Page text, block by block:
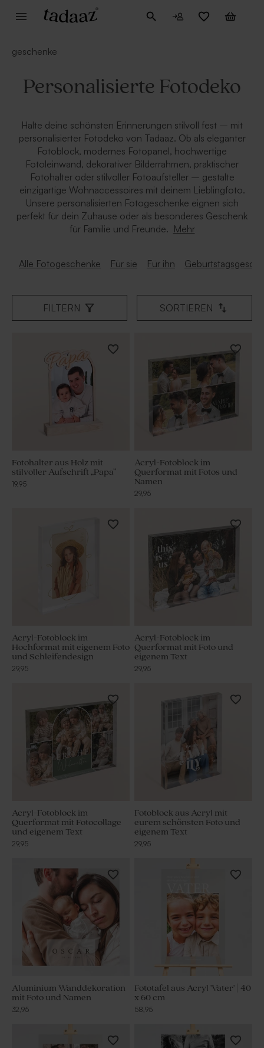
geschenke
Personalisierte Fotodeko
Halte deine schönsten Erinnerungen stilvoll fest – mit
personalisierter Fotodeko von Tadaaz. Ob als eleganter
Fotoblock, modernes Fotopanel, hochwertige
Fotoleinwand, dekorativer Bilderrahmen, praktischer
Fotohalter oder stilvoller Fotoaufsteller – gestalte
einzigartige Wohnaccessoires mit deinem Lieblingfoto.
Unsere personalisierten Fotogeschenke eignen sich
perfekt für dein Zuhause oder als besonderes Geschenk
für Familie und Freunde. Mehr
Alle Fotogeschenke Für sie Für ihn
FILTERN SORTIEREN
Fotohalter aus Holz mit
stilvoller Aufschrift „Papa”
19,95
Acryl-Fotoblock im
Querformat mit Fotos und
Namen
29,95
Acryl-Fotoblock im
Hochformat mit eigenem Foto
und Schleifendesign
29,95
Acryl-Fotoblock im
Querformat mit Foto und
eigenem Text
29,95
Acryl-Fotoblock im
Querformat mit Fotocollage
und eigenem Text
29,95
Fotoblock aus Acryl mit
eurem schönsten Foto und
eigenem Text
29,95
Aluminium Wanddekoration
mit Foto und Namen
32,95
Fototafel aus Acryl 'Vater' | 40
x 60 cm
58,95